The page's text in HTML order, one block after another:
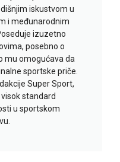
iskustvom u
i međunarodnim
izuzetno
posebno o
mu omogućava da
sportske priče.
Super Sport,
standard
u sportskom